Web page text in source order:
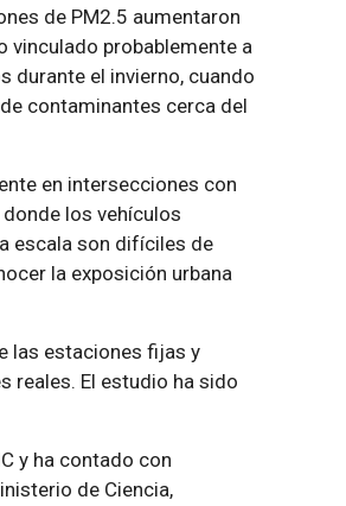
de PM2.5 aumentaron
vinculado probablemente a
durante el invierno, cuando
contaminantes cerca del
en intersecciones con
los vehículos
escala son difíciles de
la exposición urbana
las estaciones fijas y
reales. El estudio ha sido
y ha contado con
de Ciencia,